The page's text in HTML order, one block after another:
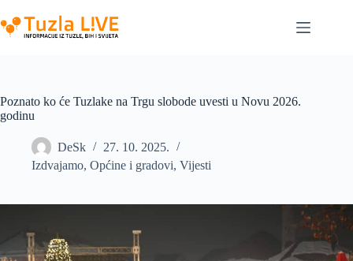
to
content
Poznato ko će Tuzlake na Trgu slobode uvesti u Novu 2026.
godinu
DeSk
27. 10. 2025.
Izdvajamo, Općine i gradovi, Vijesti